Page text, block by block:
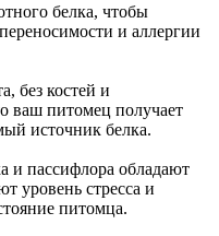
белка, чтобы
и аллергии
без костей и
ваш питомец получает
источник белка.
и пассифлора обладают
уровень стресса и
питомца.